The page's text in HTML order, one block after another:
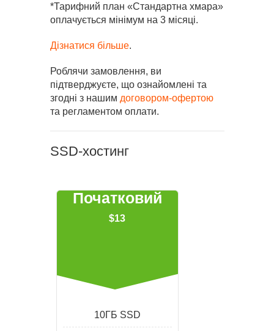
*Тарифний план «Стандартна хмара»
оплачується мінімум на 3 місяці.
Дізнатися більше.
Роблячи замовлення, ви
підтверджуєте, що ознайомлені та
згодні з нашим договором-офертою
та регламентом оплати.
SSD-хостинг
Початковий
$13
10ГБ SSD